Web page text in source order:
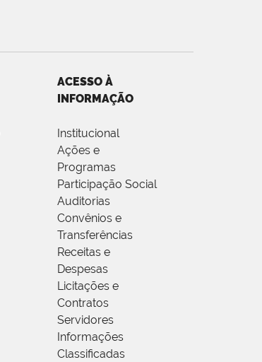
ACESSO À
INFORMAÇÃO
Institucional
Ações e
Programas
Participação Social
Auditorias
Convênios e
Transferências
Receitas e
Despesas
Licitações e
Contratos
Servidores
Informações
Classificadas